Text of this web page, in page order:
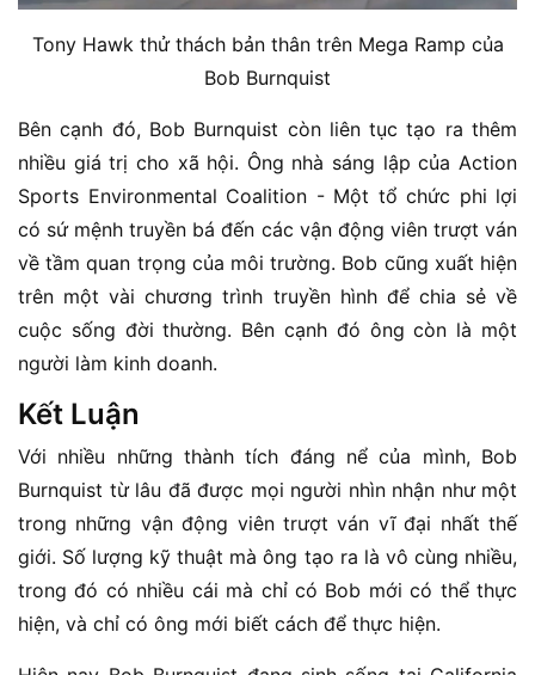
Tony Hawk thử thách bản thân trên Mega Ramp của
Bob Burnquist
Bên cạnh đó, Bob Burnquist còn liên tục tạo ra thêm
nhiều giá trị cho xã hội. Ông nhà sáng lập của Action
Sports Environmental Coalition - Một tổ chức phi lợi
có sứ mệnh truyền bá đến các vận động viên trượt ván
về tầm quan trọng của môi trường. Bob cũng xuất hiện
trên một vài chương trình truyền hình để chia sẻ về
cuộc sống đời thường. Bên cạnh đó ông còn là một
người làm kinh doanh.
Kết Luận
Với nhiều những thành tích đáng nể của mình, Bob
Burnquist từ lâu đã được mọi người nhìn nhận như một
trong những vận động viên trượt ván vĩ đại nhất thế
giới. Số lượng kỹ thuật mà ông tạo ra là vô cùng nhiều,
trong đó có nhiều cái mà chỉ có Bob mới có thể thực
hiện, và chỉ có ông mới biết cách để thực hiện.